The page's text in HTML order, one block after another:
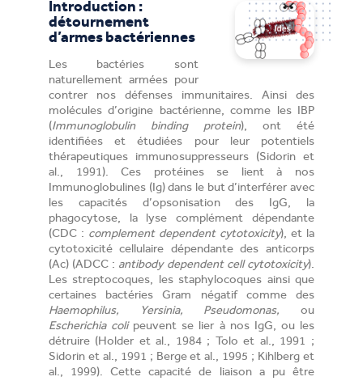
Introduction :
détournement
d’armes bactériennes
Les bactéries sont
naturellement armées pour
contrer nos défenses immunitaires. Ainsi des
molécules d’origine bactérienne, comme les IBP
(Immunoglobulin binding protein), ont été
identifiées et étudiées pour leur potentiels
thérapeutiques immunosuppresseurs (Sidorin et
al., 1991). Ces protéines se lient à nos
Immunoglobulines (Ig) dans le but d’interférer avec
les capacités d’opsonisation des IgG, la
phagocytose, la lyse complément dépendante
(CDC : complement dependent cytotoxicity), et la
cytotoxicité cellulaire dépendante des anticorps
(Ac) (ADCC : antibody dependent cell cytotoxicity).
Les streptocoques, les staphylocoques ainsi que
certaines bactéries Gram négatif comme des
Haemophilus, Yersinia, Pseudomonas, ou
Escherichia colipeuvent se lier à nos IgG, ou les
détruire (Holder et al., 1984 ; Tolo et al., 1991 ;
Sidorin et al., 1991 ; Berge et al., 1995 ; Kihlberg et
al., 1999). Cette capacité de liaison a pu être